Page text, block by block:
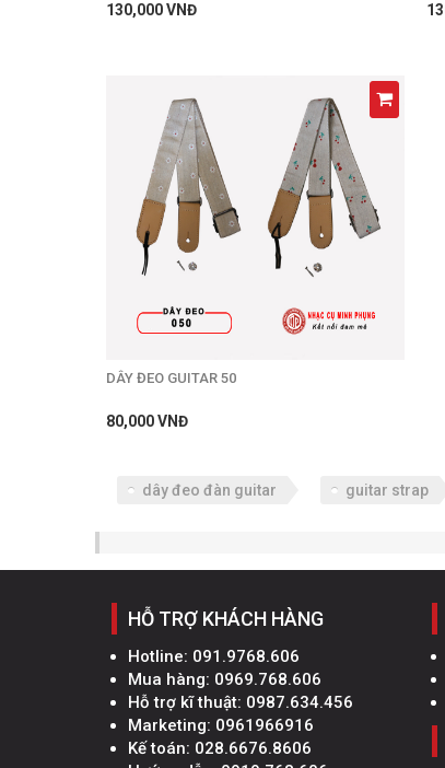
130,000 VNĐ
DÂY ĐEO GUITAR 50
80,000 VNĐ
dây đeo đàn guitar guitar strap
HỖ TRỢ KHÁCH HÀNG
Hotline: 091.9768.606
Mua hàng: 0969.768.606
Hỗ trợ kĩ thuật: 0987.634.456
Marketing: 0961966916
Kế toán: 028.6676.8606